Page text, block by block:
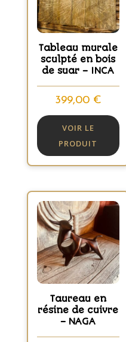
Tableau murale
sculpté en bois
de suar – INCA
399,00 €
VOIR LE
PRODUIT
Taureau en
résine de cuivre
– NAGA